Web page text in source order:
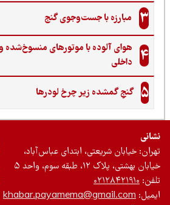
مبارزه با جست‌وجوی گنج‌
هوای آلوده با موتورهای منسوخ‌شده و
داخلی
گنجِ گمشده زیر چرخ لودرها
خیابان شریعتی، ابتدای عباس‌آباد،
بهشتی، پلاک ۱۲، طبقه سوم، واحد ۵
۰۲۱۲۸۴۲۱۹۱۰
khabar.payamema@gmail.com
رسانۀ
پایدار